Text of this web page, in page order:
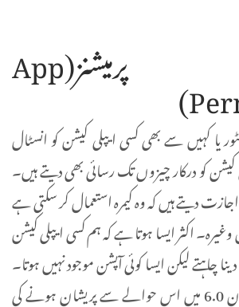
ایپ پرمیشنز(App
کہیں سے بھی کسی ایپلی کیشن کو انسٹال
کو درکار چیزوں تک رسائی بھی دیتے ہیں۔
دیتے ہیں کہ وہ کیمرہ استعمال کر سکتی ہے
اکثر ایسا ہوتا ہے کہ ہم کسی ایپلی کیشن
چاہتے لیکن ایسا کوئی آپشن موجود نہیں ہوتا۔
اینڈروئیڈ کے نئے ورژن 6.0 میں اس حوالے سے پریشان ہونے کی